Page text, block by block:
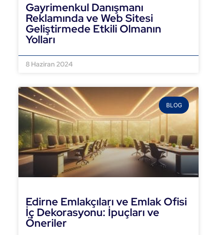
Gayrimenkul Danışmanı
Reklamında ve Web Sitesi
Geliştirmede Etkili Olmanın
Yolları
8 Haziran 2024
BLOG
Edirne Emlakçıları ve Emlak Ofisi
İç Dekorasyonu: İpuçları ve
Öneriler